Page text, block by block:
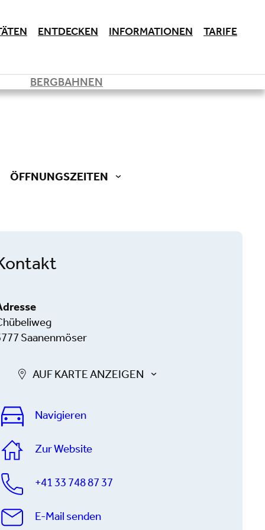
ENTDECKEN INFORMATIONEN TARIFE
BERGBAHNEN
ÖFFNUNGSZEITEN
Saanenmöser
AUF KARTE ANZEIGEN
Navigieren
Zur Website
+41 33 748 87 37
E-Mail senden